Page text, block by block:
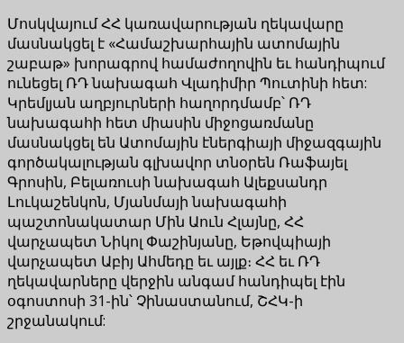
Մոսկվայում ՀՀ կառավարության ղեկավարը
մասնակցել է «Համաշխարհային ատոմային
շաբաթ» խորագրով համաժողովին եւ հանդիպում
ունեցել ՌԴ նախագահ Վլադիմիր Պուտինի հետ:
Կրեմլյան աղբյուրների հաղորդմամբ՝ ՌԴ
նախագահի հետ միասին միջոցառմանը
մասնակցել են Ատոմային էներգիայի միջազգային
գործակալության գլխավոր տնօրեն Ռաֆայել
Գրոսին, Բելառուսի նախագահ Ալեքսանդր
Լուկաշենկոն, Մյանմայի նախագահի
պաշտոնակատար Մին Աուն Հլայնը, ՀՀ
վարչապետ Նիկոլ Փաշինյանը, Եթովպիայի
վարչապետ Աբիյ Ահմեդը եւ այլք։ ՀՀ եւ ՌԴ
ղեկավարները վերջին անգամ հանդիպել էին
օգոստոսի 31-ին՝ Չինաստանում, ՇՀԿ-ի
շրջանակում: